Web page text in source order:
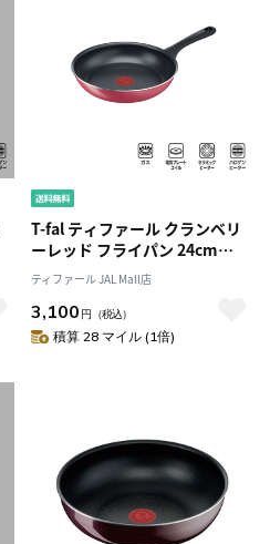
T-fal ティファール クランベリ
ーレッド フライパン 24cm
B55904 ガス火
ティファール JAL Mall店
3,100 円 （税込）
積算 28 マイル (1倍)